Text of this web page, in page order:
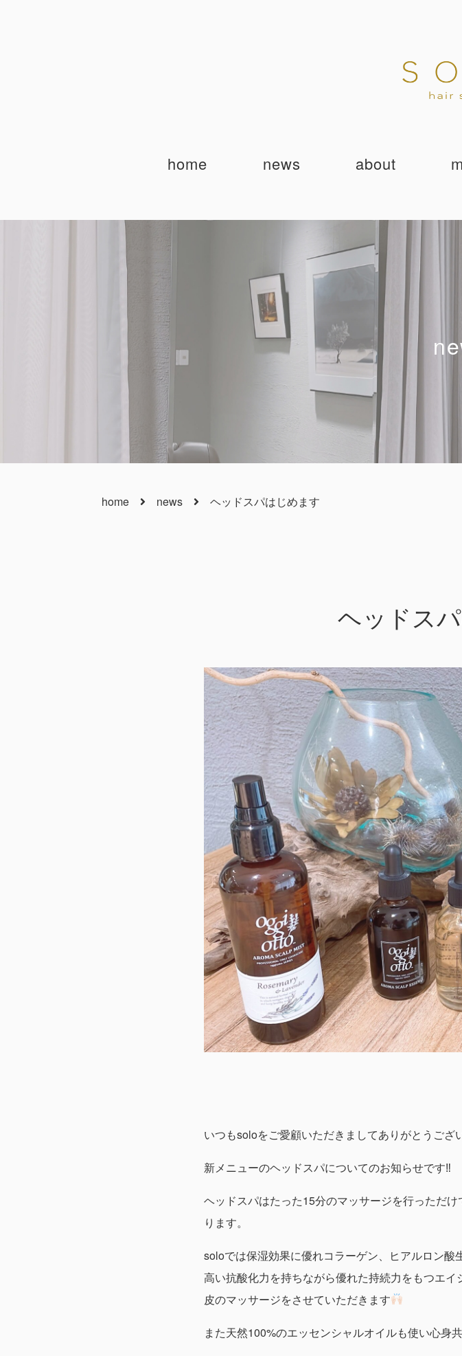
home news about
home news ヘッドスパはじめます
ヘッドス
いつもsoloをご愛顧いただきましてありがとうござ
新メニューのヘッドスパについてのお知らせです‼︎
ヘッドスパはたった15分のマッサージを行っただ
ります。
soloでは保湿効果に優れコラーゲン、ヒアルロン
高い抗酸化力を持ちながら優れた持続力をもつエ
皮のマッサージをさせていただきます
また天然100%のエッセンシャルオイルも使い心身